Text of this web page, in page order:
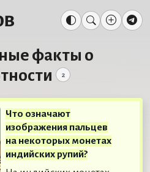
факты о
2
Что означают
изображения пальцев
на некоторых монетах
индийских рупий?